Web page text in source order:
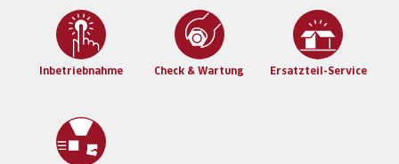
Inbetriebnahme Check & Wartung Ersatzteil-Service